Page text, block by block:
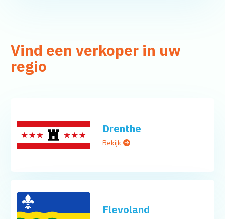
Vind een verkoper in uw
regio
Drenthe
Bekijk
Flevoland